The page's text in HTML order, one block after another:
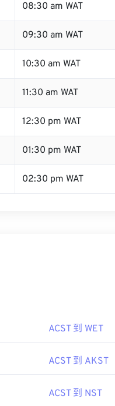
08:30 am WAT
09:30 am WAT
10:30 am WAT
11:30 am WAT
12:30 pm WAT
01:30 pm WAT
02:30 pm WAT
ACST 到 WET
ACST 到 AKST
ACST 到 NST